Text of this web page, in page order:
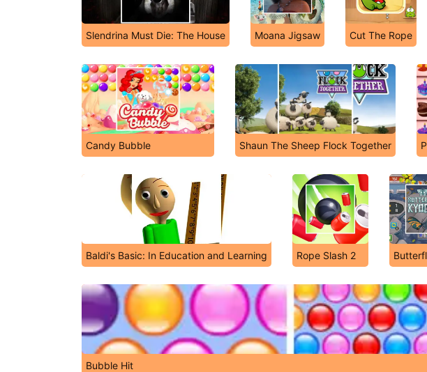
Slendrina Must Die: The House Moana Jigsaw Cut The Rope
Candy Bubble Shaun The Sheep Flock Together
Baldi's Basic: In Education and Learning Rope Slash 2
Bubble Hit